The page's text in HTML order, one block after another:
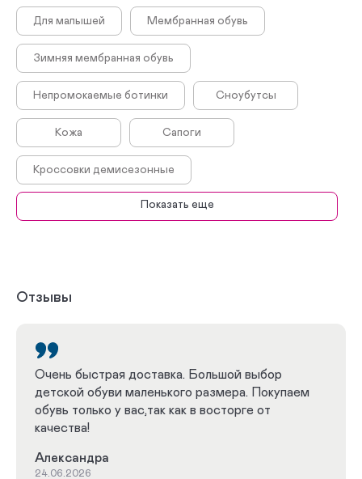
Для малышей Мембранная обувь
Зимняя мембранная обувь
Непромокаемые ботинки Сноубутсы
Кожа Сапоги
Кроссовки демисезонные
Сапоги демисезонные
Летние полуботинки
Демисезонные полусапоги
Демисезонные полуботинки
Зимние сноубутсы
Показать еще
Отзывы
Очень быстрая доставка. Большой выбор
детской обуви маленького размера. Покупаем
обувь только у вас,так как в восторге от
качества!
Александра
24.06.2026